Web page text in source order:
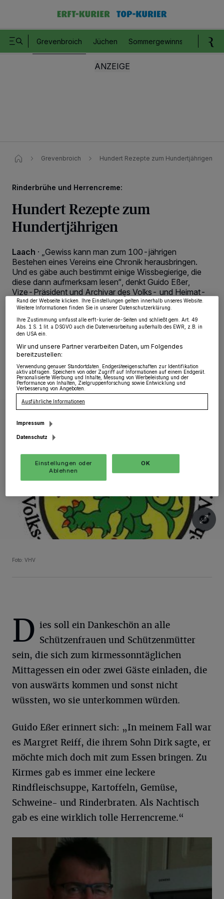
Grevenbroich Jüchen Sommergewinnspiel
Grevenbroich Hundert Rezepte zum Hundertjährigen
Rinderbrühe und Herrencreme:
Hundert Rezepte zum
Hundertjährigen
Laach · „Gewiss kann man zum 100-jährigen
Bestehen eines Vereins eine Chronik herausbringen.
Und es gäbe auch bestimmt einige Wissbegierige, die
diese dann aufmerksam lesen“, denkt Guido Eßer,
Vize-Präsident und Archivar des Volks- und Heimat-
Vereins nach. Doch die Laacher möchten anlässlich
ihres Jubiläums ein Kochbuch herausbringen.
30.04.2021 , 03:50 Uhr
Foto: VHV
D ies soll ein Dankeschön an alle
Schützenfrauen und Schützenmütter
sein, die sich zum kirmessonntäglichen
Mittagessen ein oder zwei Gäste einladen, die
von auswärts kommen und sonst nicht
wüssten, wo sie unterkommen würden.
Guido Eßer erinnert sich: „In meinem Fall war
es Margret Reiff, die ihrem Sohn Dirk sagte, er
möchte mich doch mit zum Essen bringen. Zu
Kirmes gab es immer eine leckere
Rindfleischsuppe, Kartoffeln, Gemüse,
Schweine- und Rinderbraten. Als Nachtisch
gab es eine wirklich tolle Herrencreme.“
wie Browserdaten oder eindeutige Kennungen auf Ihrem Gerät zu. Durch Auswahl
von OK aktivieren Sie Tracking-Technologien für die unter „Wir und unsere
Partner verarbeiten Daten, um Ihnen Dienste bereitzustellen“ aufgeführten
Zwecke. Wenn Tracker deaktiviert sind, sind manche Inhalte und Anzeigen
möglicherweise nicht mehr so relevant für Sie. Sie können dieses Menü jederzeit
wieder aufrufen, um Ihre Einstellungen zu ändern oder Ihre Einwilligung zu
widerrufen, indem Sie auf den Link Einstellungen oder Ablehnen am unteren
Rand der Webseite klicken. Ihre Einstellungen gelten innerhalb unseres Website.
Weitere Informationen finden Sie in unserer Datenschutzerklärung.
Ihre Zustimmung umfasst alle erft-kurier.de-Seiten und schließt gem. Art. 49
Abs. 1 S. 1 lit. a DSGVO auch die Datenverarbeitung außerhalb des EWR, z.B. in
den USA ein.
Wir und unsere Partner verarbeiten Daten, um Folgendes
bereitzustellen:
Verwendung genauer Standortdaten. Endgeräteeigenschaften zur Identifikation
aktiv abfragen. Speichern von oder Zugriff auf Informationen auf einem Endgerät.
Personalisierte Werbung und Inhalte, Messung von Werbeleistung und der
Performance von Inhalten, Zielgruppenforschung sowie Entwicklung und
Verbesserung von Angeboten.
Ausführliche Informationen
Impressum
Datenschutz
Einstellungen oder
Ablehnen
OK